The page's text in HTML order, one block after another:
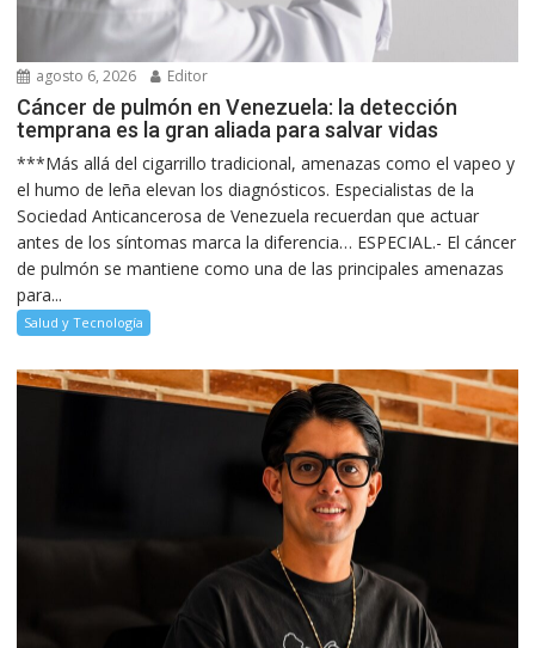
agosto 6, 2026 Editor
Cáncer de pulmón en Venezuela: la detección
temprana es la gran aliada para salvar vidas
***Más allá del cigarrillo tradicional, amenazas como el vapeo y
el humo de leña elevan los diagnósticos. Especialistas de la
Sociedad Anticancerosa de Venezuela recuerdan que actuar
antes de los síntomas marca la diferencia… ESPECIAL.- El cáncer
de pulmón se mantiene como una de las principales amenazas
para...
Salud y Tecnología